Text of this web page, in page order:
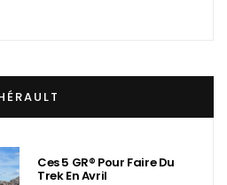
Ces 5 GR® Pour Faire Du
Trek En Avril